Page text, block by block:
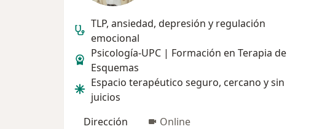
TLP, ansiedad, depresión y regulación
emocional
Psicología-UPC | Formación en Terapia de
Esquemas
Espacio terapéutico seguro, cercano y sin
juicios
Dirección
Online